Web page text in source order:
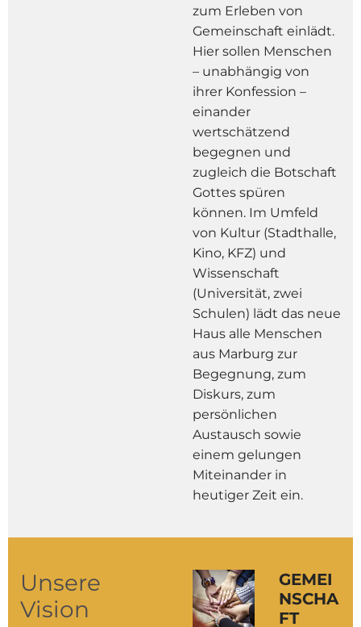
zum Erleben von
Gemeinschaft einlädt.
Hier sollen Menschen
– unabhängig von
ihrer Konfession –
einander
wertschätzend
begegnen und
zugleich die Botschaft
Gottes spüren
können. Im Umfeld
von Kultur (Stadthalle,
Kino, KFZ) und
Wissenschaft
(Universität, zwei
Schulen) lädt das neue
Haus alle Menschen
aus Marburg zur
Begegnung, zum
Diskurs, zum
persönlichen
Austausch sowie
einem gelungen
Miteinander in
heutiger Zeit ein.
Unsere
Vision
GEMEI
NSCHA
FT